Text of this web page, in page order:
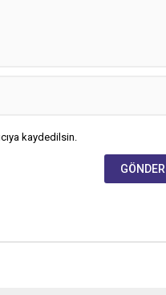
kaydedilsin.